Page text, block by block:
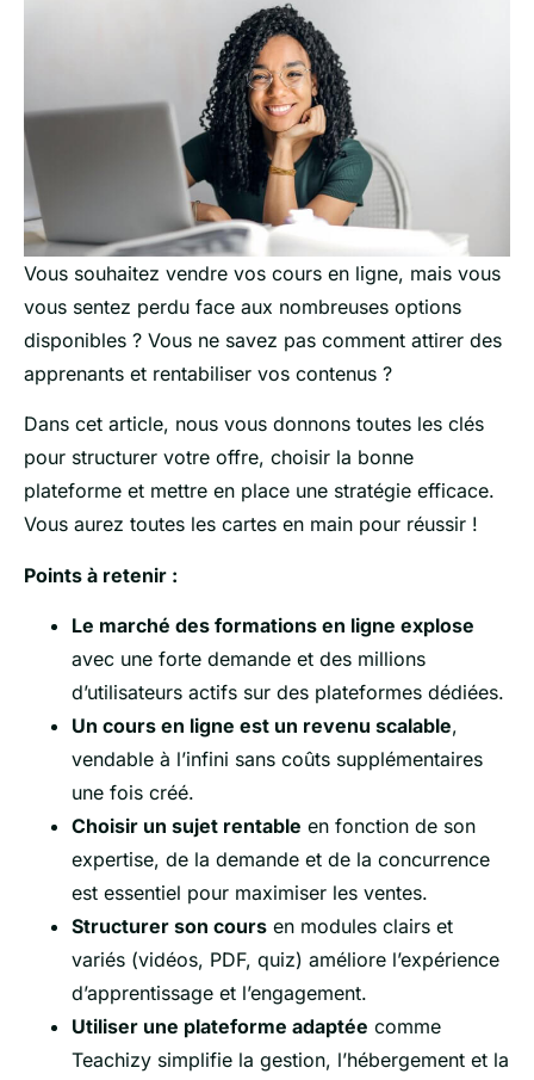
Vous souhaitez vendre vos cours en ligne, mais vous
vous sentez perdu face aux nombreuses options
disponibles ? Vous ne savez pas comment attirer des
apprenants et rentabiliser vos contenus ?
Dans cet article, nous vous donnons toutes les clés
pour structurer votre offre, choisir la bonne
plateforme et mettre en place une stratégie efficace.
Vous aurez toutes les cartes en main pour réussir !
Points à retenir :
Le marché des formations en ligne explose
avec une forte demande et des millions
d’utilisateurs actifs sur des plateformes dédiées.
Un cours en ligne est un revenu scalable,
vendable à l’infini sans coûts supplémentaires
une fois créé.
Choisir un sujet rentable en fonction de son
expertise, de la demande et de la concurrence
est essentiel pour maximiser les ventes.
Structurer son cours en modules clairs et
variés (vidéos, PDF, quiz) améliore l’expérience
d’apprentissage et l’engagement.
Utiliser une plateforme adaptée comme
Teachizy simplifie la gestion, l’hébergement et la